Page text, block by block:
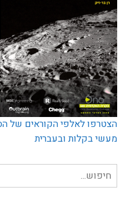
הצטרפו לאלפי הקוראים של
מעשי בקלות ובעברית
חיפוש
עבור: